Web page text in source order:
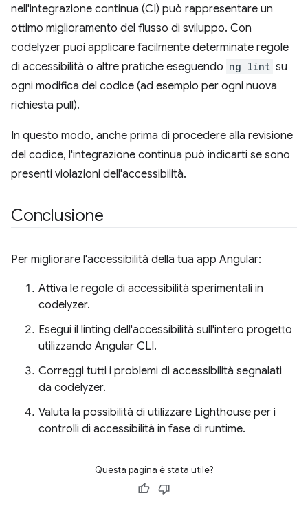
nell'integrazione continua (CI) può rappresentare un
ottimo miglioramento del flusso di sviluppo. Con
codelyzer puoi applicare facilmente determinate regole
di accessibilità o altre pratiche eseguendo ng lint su
ogni modifica del codice (ad esempio per ogni nuova
richiesta pull).
In questo modo, anche prima di procedere alla revisione
del codice, l'integrazione continua può indicarti se sono
presenti violazioni dell'accessibilità.
Conclusione
Per migliorare l'accessibilità della tua app Angular:
Attiva le regole di accessibilità sperimentali in
codelyzer.
Esegui il linting dell'accessibilità sull'intero progetto
utilizzando Angular CLI.
Correggi tutti i problemi di accessibilità segnalati
da codelyzer.
Valuta la possibilità di utilizzare Lighthouse per i
controlli di accessibilità in fase di runtime.
Questa pagina è stata utile?